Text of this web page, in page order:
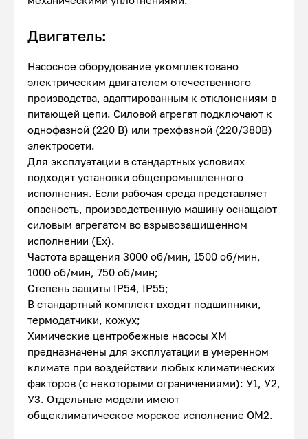
Двигатель:
Насосное оборудование укомплектовано
электрическим двигателем отечественного
производства, адаптированным к отклонениям в
питающей цепи. Силовой агрегат подключают к
однофазной (220 В) или трехфазной (220/380В)
электросети.
Для эксплуатации в стандартных условиях
подходят установки общепромышленного
исполнения. Если рабочая среда представляет
опасность, производственную машину оснащают
силовым агрегатом во взрывозащищенном
исполнении (Ex).
Частота вращения 3000 об/мин, 1500 об/мин,
1000 об/мин, 750 об/мин;
Степень защиты IP54, IP55;
В стандартный комплект входят подшипники,
термодатчики, кожух;
Химические центробежные насосы ХМ
предназначены для эксплуатации в умеренном
климате при воздействии любых климатических
факторов (с некоторыми ограничениями): У1, У2,
У3. Отдельные модели имеют
общеклиматическое морское исполнение ОМ2.